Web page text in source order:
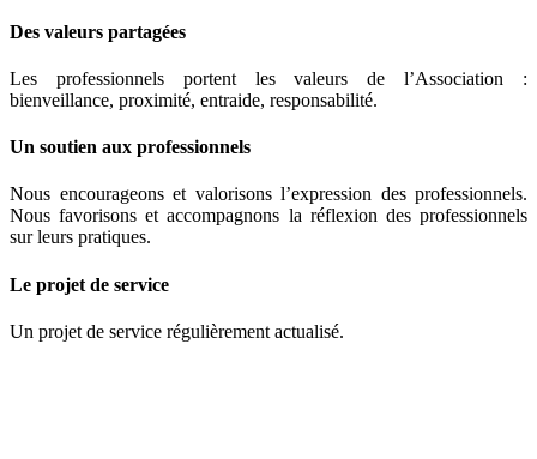
Des valeurs partagées
Les professionnels portent les valeurs de l’Association :
bienveillance, proximité, entraide, responsabilité.
Un soutien aux professionnels
Nous encourageons et valorisons l’expression des professionnels.
Nous favorisons et accompagnons la réflexion des professionnels
sur leurs pratiques.
Le projet de service
Un projet de service régulièrement actualisé.